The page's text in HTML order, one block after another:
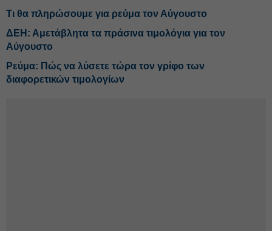
Τι θα πληρώσουμε για ρεύμα τον Αύγουστο
ΔΕΗ: Αμετάβλητα τα πράσινα τιμολόγια για τον
Αύγουστο
Ρεύμα: Πώς να λύσετε τώρα τον γρίφο των
διαφορετικών τιμολογίων